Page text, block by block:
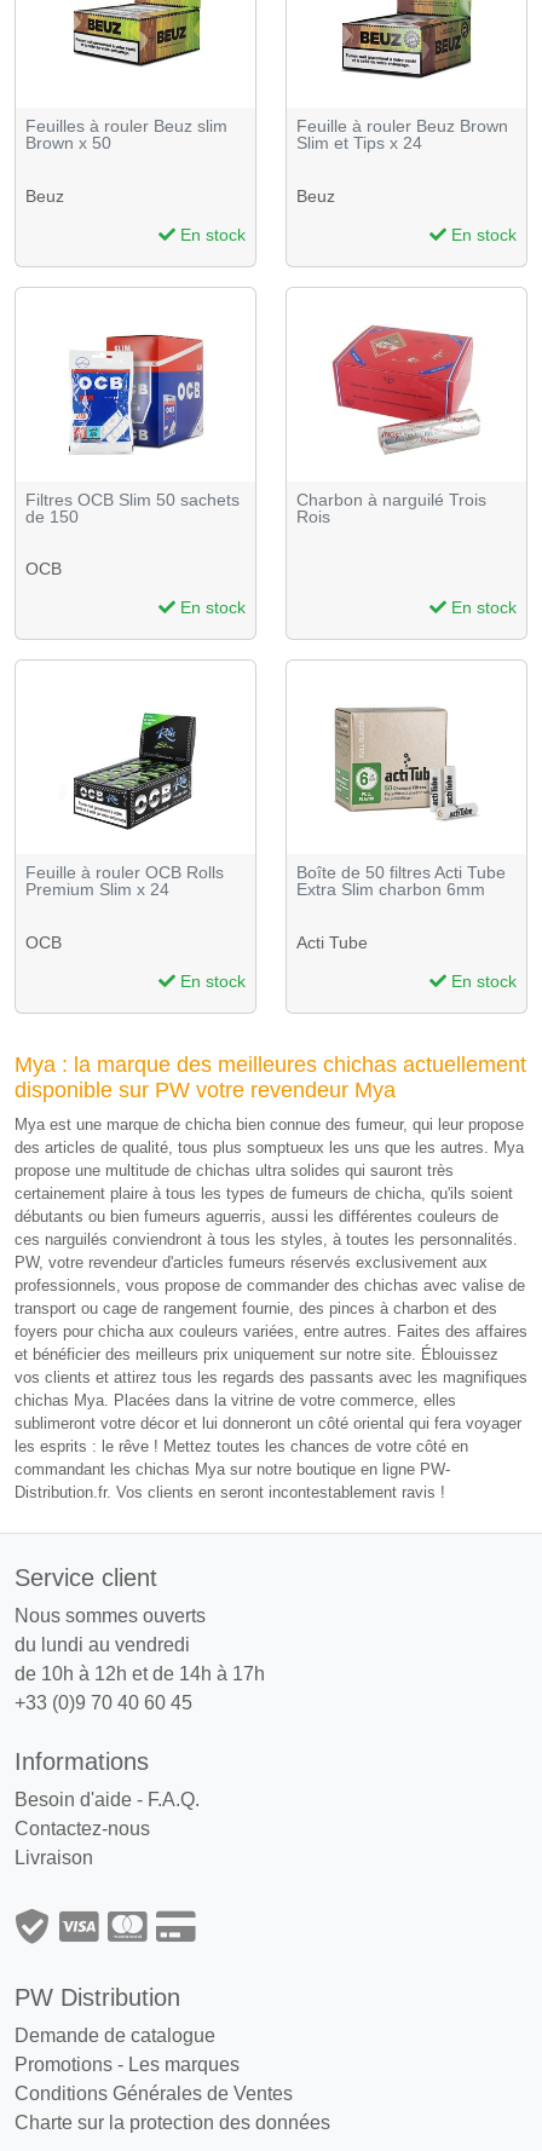
Feuilles à rouler Beuz slim
Brown x 50
Beuz
En stock
Feuille à rouler Beuz Brown
Slim et Tips x 24
Beuz
En stock
Filtres OCB Slim 50 sachets
de 150
OCB
En stock
Charbon à narguilé Trois
Rois
En stock
Feuille à rouler OCB Rolls
Premium Slim x 24
OCB
En stock
Boîte de 50 filtres Acti Tube
Extra Slim charbon 6mm
Acti Tube
En stock
Mya : la marque des meilleures chichas actuellement
disponible sur PW votre revendeur Mya
Mya est une marque de chicha bien connue des fumeur, qui leur propose
des articles de qualité, tous plus somptueux les uns que les autres. Mya
propose une multitude de chichas ultra solides qui sauront très
certainement plaire à tous les types de fumeurs de chicha, qu'ils soient
débutants ou bien fumeurs aguerris, aussi les différentes couleurs de
ces narguilés conviendront à tous les styles, à toutes les personnalités.
PW, votre revendeur d'articles fumeurs réservés exclusivement aux
professionnels, vous propose de commander des chichas avec valise de
transport ou cage de rangement fournie, des pinces à charbon et des
foyers pour chicha aux couleurs variées, entre autres. Faites des affaires
et bénéficier des meilleurs prix uniquement sur notre site. Éblouissez
vos clients et attirez tous les regards des passants avec les magnifiques
chichas Mya. Placées dans la vitrine de votre commerce, elles
sublimeront votre décor et lui donneront un côté oriental qui fera voyager
les esprits : le rêve ! Mettez toutes les chances de votre côté en
commandant les chichas Mya sur notre boutique en ligne PW-
Distribution.fr. Vos clients en seront incontestablement ravis !
Service client
Nous sommes ouverts
du lundi au vendredi
de 10h à 12h et de 14h à 17h
+33 (0)9 70 40 60 45
Informations
Besoin d'aide - F.A.Q.
Contactez-nous
Livraison
PW Distribution
Demande de catalogue
Promotions - Les marques
Conditions Générales de Ventes
Charte sur la protection des données